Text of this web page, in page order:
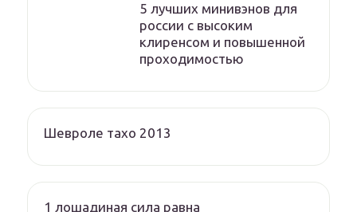
5 лучших минивэнов для
россии с высоким
клиренсом и повышенной
проходимостью
Шевроле тахо 2013
1 лошадиная сила равна